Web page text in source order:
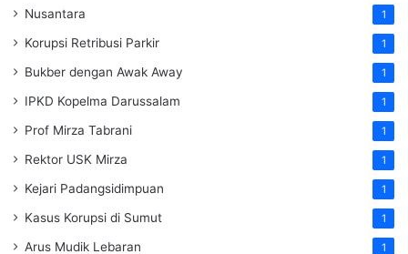
Nusantara 1
Korupsi Retribusi Parkir 1
Bukber dengan Awak Away 1
IPKD Kopelma Darussalam 1
Prof Mirza Tabrani 1
Rektor USK Mirza 1
Kejari Padangsidimpuan 1
Kasus Korupsi di Sumut 1
Arus Mudik Lebaran 1